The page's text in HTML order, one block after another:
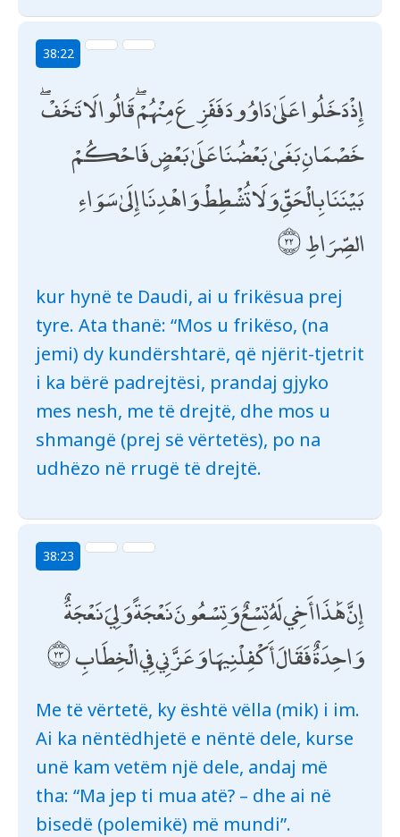
38:22
إِذْ دَخَلُوا عَلَىٰ دَاوُودَ فَفَزِعَ مِنْهُمْ ۖ قَالُوا لَا تَخَفْ ۖ
خَصْمَانِ بَغَىٰ بَعْضُنَا عَلَىٰ بَعْضٍ فَاحْكُمْ
بَيْنَنَا بِالْحَقِّ وَلَا تُشْطِطْ وَاهْدِنَا إِلَىٰ سَوَاءِ
الصِّرَاطِ
kur hynë te Daudi, ai u frikësua prej
tyre. Ata thanë: “Mos u frikëso, (na
jemi) dy kundërshtarë, që njërit-tjetrit
i ka bërë padrejtësi, prandaj gjyko
mes nesh, me të drejtë, dhe mos u
shmangë (prej së vërtetës), po na
udhëzo në rrugë të drejtë.
38:23
إِنَّ هَٰذَا أَخِي لَهُ تِسْعٌ وَتِسْعُونَ نَعْجَةً وَلِيَ نَعْجَةٌ
وَاحِدَةٌ فَقَالَ أَكْفِلْنِيهَا وَعَزَّنِي فِي الْخِطَابِ
Me të vërtetë, ky është vëlla (mik) i im.
Ai ka nëntëdhjetë e nëntë dele, kurse
unë kam vetëm një dele, andaj më
tha: “Ma jep ti mua atë? – dhe ai në
bisedë (polemikë) më mundi”.